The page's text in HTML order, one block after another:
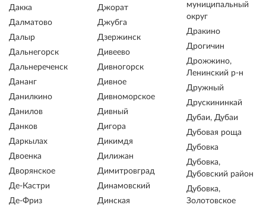
Дакка
Далматово
Далыр
Дальнегорск
Дальнереченск
Дананг
Данилкино
Данилов
Данков
Даркылах
Двоенка
Дворянское
Де-Кастри
Де-Фриз
Джорат
Джубга
Дзержинск
Дивеево
Дивногорск
Дивное
Дивноморское
Дивный
Дигора
Дикимдя
Дилижан
Димитровград
Динамовский
Динская
муниципальный
округ
Дракино
Дрогичин
Дрожжино,
Ленинский р-н
Дружный
Друскининкай
Дубаи, Дубаи
Дубовая роща
Дубовка
Дубовка,
Дубовский район
Дубовка,
Золотовское